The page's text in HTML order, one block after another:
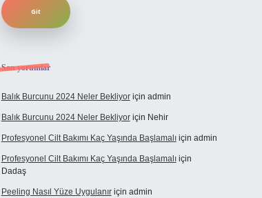
Son yorumlar
Balık Burcunu 2024 Neler Bekliyoriçin admin
Balık Burcunu 2024 Neler Bekliyoriçin Nehir
Profesyonel Cilt Bakımı Kaç Yaşında Başlamalıiçin admin
Profesyonel Cilt Bakımı Kaç Yaşında Başlamalıiçin
Dadaş
Peeling Nasıl Yüze Uygulanıriçin admin